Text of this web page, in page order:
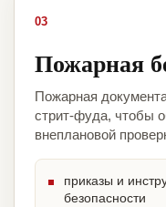
03
Пожарная
Пожарная
стрит-фуда, чтобы
внеплановой
приказы и
безопасности